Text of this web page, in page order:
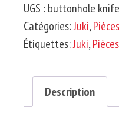
Couteau
à
Boutonnière
UGS :buttonhole
Catégories:Juki,
Étiquettes:Juki,Pièces
Description